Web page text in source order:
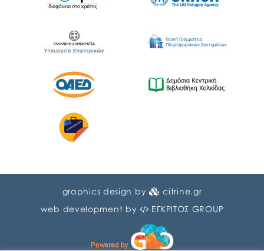
graphics design by
citrine.gr
web development by
ΕΓΚΡΙΤΟΣ GROUP